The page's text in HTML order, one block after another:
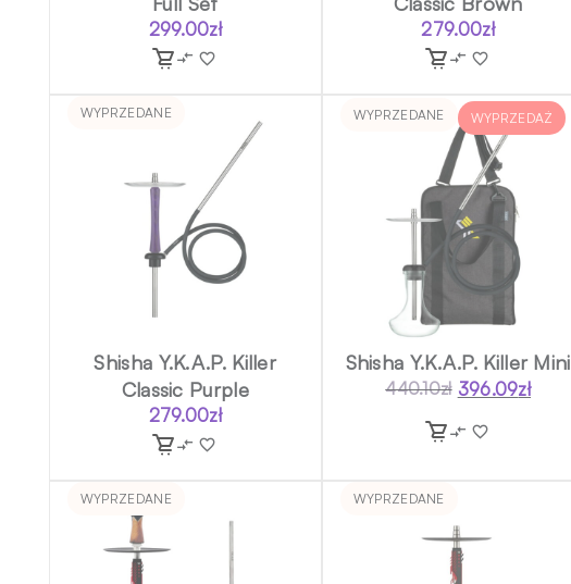
299.00zł 279.00zł
WYPRZEDANE
Shisha Y.K.A.P. Killer
Classic Purple
279.00zł
WYPRZEDANE WYPRZEDAŻ
Shisha Y.K.A.P. Killer Mini
440.10zł Pierwotna
cena
396.09zł
Aktualna
cena
WYPRZEDANE WYPRZEDANE